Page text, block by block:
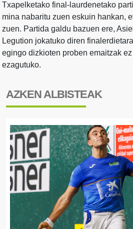
Txapelketako final-laurdenetako
mina nabaritu zuen eskuin hankan,
zuen. Partida galdu bazuen ere,
Legution jokatuko diren
egingo dizkioten proben emaitzak
ezagutuko.
AZKEN ALBISTEAK